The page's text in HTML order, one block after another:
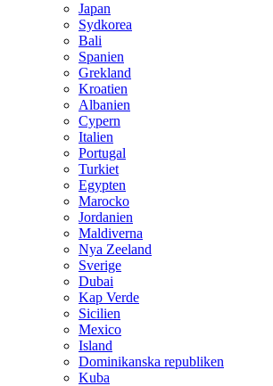
Japan
Sydkorea
Bali
Spanien
Grekland
Kroatien
Albanien
Cypern
Italien
Portugal
Turkiet
Egypten
Marocko
Jordanien
Maldiverna
Nya Zeeland
Sverige
Dubai
Kap Verde
Sicilien
Mexico
Island
Dominikanska republiken
Kuba